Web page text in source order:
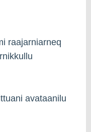
raajarniarneq
avataanilu